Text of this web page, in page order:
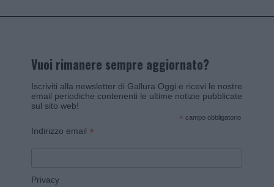
Vuoi rimanere sempre aggiornato?
Iscriviti alla newsletter di Gallura Oggi e ricevi le nostre
email periodiche contenenti le ultime notizie pubblicate
sul sito web!
* campo obbligatorio
Indirizzo email *
Privacy